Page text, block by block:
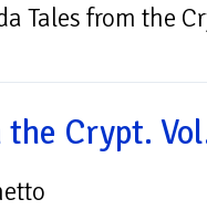
Tales from the
the Crypt.